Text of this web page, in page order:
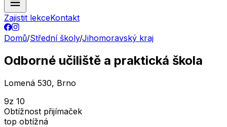
Zajistit lekceKontakt
Domů/Střední školy/Jihomoravský kraj
Odborné učiliště a praktická škola
Lomená 530, Brno
9z 10
Obtížnost přijímaček
top obtížná